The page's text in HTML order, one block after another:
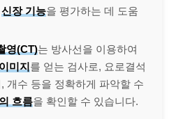
신장 기능을 평가하는 데 도움
영(CT)는 방사선을 이용하여
미지를 얻는 검사로, 요로결석
개수 등을 정확하게 파악할 수
흐름을 확인할 수 있습니다.